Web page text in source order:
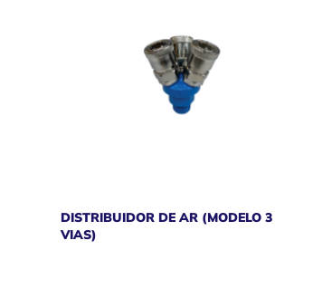
DISTRIBUIDOR DE AR (MODELO 3
VIAS)